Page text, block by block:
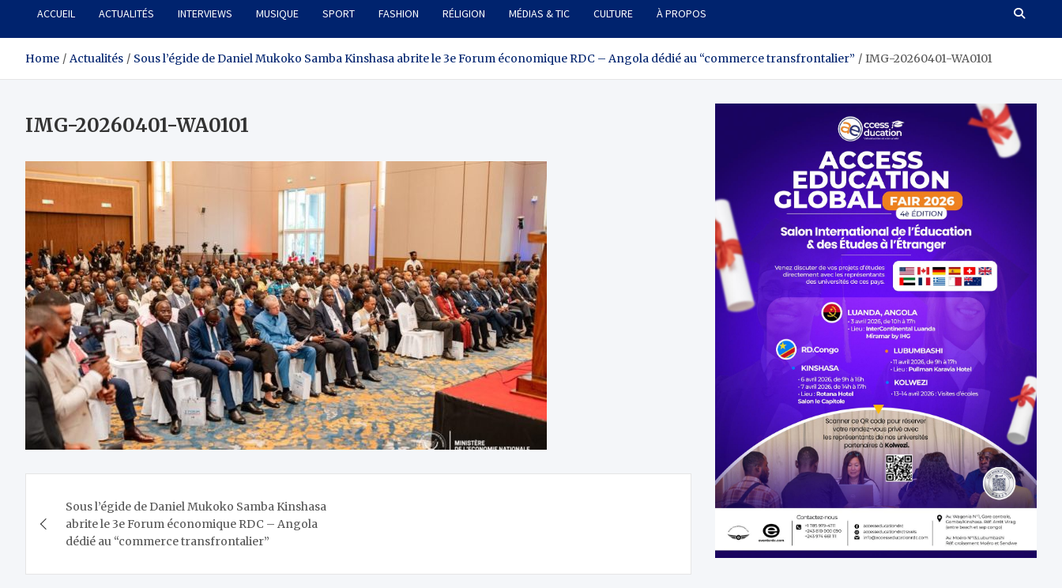
ACCUEIL ACTUALITÉS INTERVIEWS MUSIQUE SPORT FASHION RÉLIGION MÉDIAS & TIC CULTURE À PROPOS
Home Actualités Sous l’égide de Daniel Mukoko Samba Kinshasa abrite le 3e Forum économique RDC – Angola dédié au “commerce transfrontalier” IMG-20260401-WA0101
IMG-20260401-WA0101
de
l’article
Sous l’égide de Daniel Mukoko Samba Kinshasa
abrite le 3e Forum économique RDC – Angola
dédié au “commerce transfrontalier”